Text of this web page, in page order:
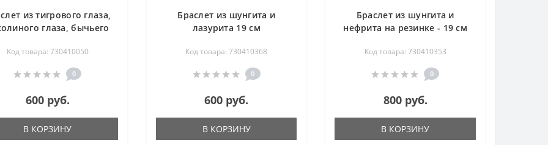
из тигрового глаза,
глаза, бычьего
Код товара: 730410050
0
600 руб.
В КОРЗИНУ
Браслет из шунгита и
лазурита 19 см
Код товара: 730410368
0
600 руб.
В КОРЗИНУ
Браслет из шунгита и
нефрита на резинке - 19 см
Код товара: 730410353
0
800 руб.
В КОРЗИНУ